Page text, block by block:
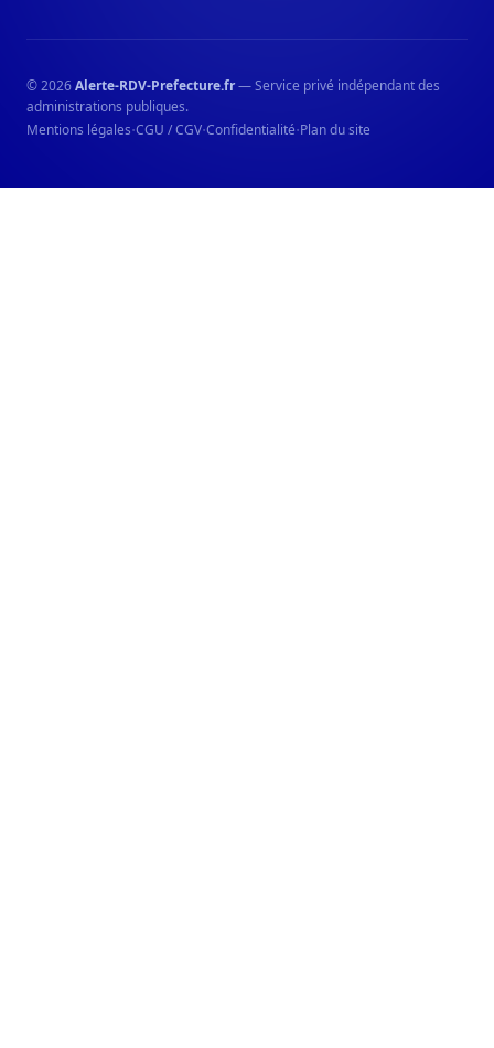
© 2026Alerte-RDV-Prefecture.fr— Service privé indépendant des
administrations publiques.
Mentions légales·CGU / CGV·Confidentialité·Plan du site